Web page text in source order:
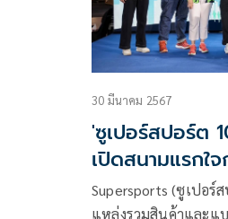
30 มีนาคม 2567
'ซูเปอร์สปอร์ต
เปิดสนามแรกใ
Supersports (ซูเปอร์
แหล่งรวมสินค้าและแ